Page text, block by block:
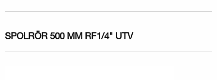
SPOLRÖR 500 MM RF1/4" UTV